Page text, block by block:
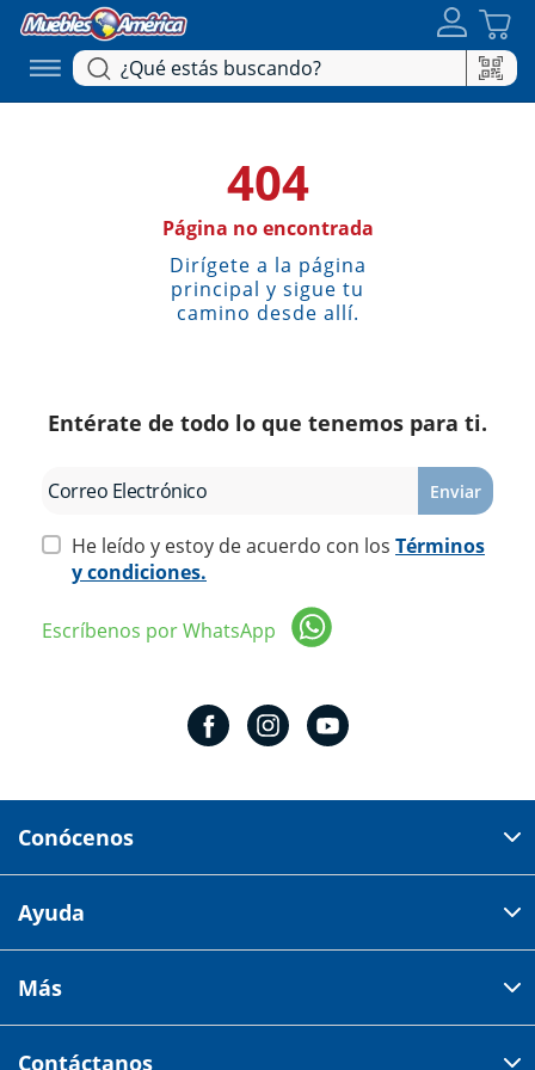
404
Página no encontrada
Dirígete a la página
principal y sigue tu
camino desde allí.
Entérate de todo lo que tenemos para ti.
Enviar
He leído y estoy de acuerdo con los Términos
y condiciones.
Escríbenos por WhatsApp
Conócenos
Av 18 de marzo # 309. Colonia la Nogalera.
Tiendas
Ayuda
Centro de ayuda
Más
Contáctanos